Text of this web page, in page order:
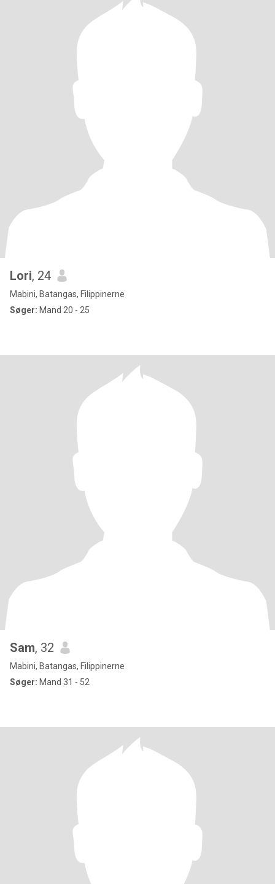
Lori, 24
Mabini, Batangas, Filippinerne
Søger: Mand 20 - 25
Sam, 32
Mabini, Batangas, Filippinerne
Søger: Mand 31 - 52